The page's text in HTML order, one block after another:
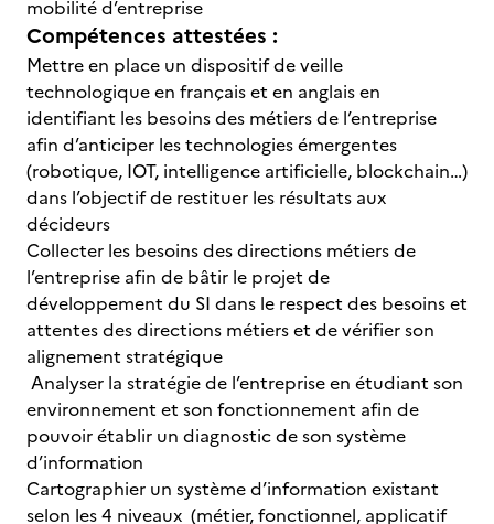
mobilité d’entreprise
Compétences attestées :
Mettre en place un dispositif de veille
technologique en français et en anglais en
identifiant les besoins des métiers de l’entreprise
afin d’anticiper les technologies émergentes
(robotique, IOT, intelligence artificielle, blockchain…)
dans l’objectif de restituer les résultats aux
décideurs
Collecter les besoins des directions métiers de
l’entreprise afin de bâtir le projet de
développement du SI dans le respect des besoins et
attentes des directions métiers et de vérifier son
alignement stratégique
Analyser la stratégie de l’entreprise en étudiant son
environnement et son fonctionnement afin de
pouvoir établir un diagnostic de son système
d’information
Cartographier un système d’information existant
selon les 4 niveaux (métier, fonctionnel, applicatif